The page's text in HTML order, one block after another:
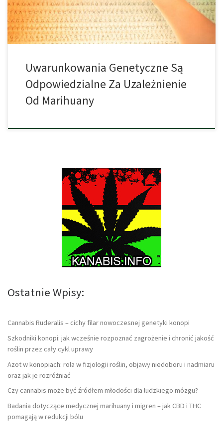
zasadami, które łączą się […]
Uwarunkowania Genetyczne Są
Odpowiedzialne Za Uzależnienie
Od Marihuany
Ostatnie Wpisy:
Cannabis Ruderalis – cichy filar nowoczesnej genetyki konopi
Szkodniki konopi: jak wcześnie rozpoznać zagrożenie i chronić jakość
roślin przez cały cykl uprawy
Azot w konopiach: rola w fizjologii roślin, objawy niedoboru i nadmiaru
oraz jak je rozróżniać
Czy cannabis może być źródłem młodości dla ludzkiego mózgu?
Badania dotyczące medycznej marihuany i migren – jak CBD i THC
pomagają w redukcji bólu